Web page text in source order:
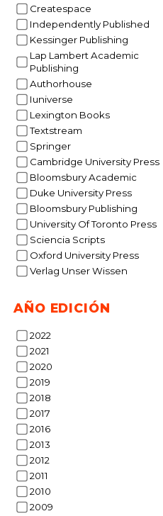
Createspace
Independently Published
Kessinger Publishing
Lap Lambert Academic
Publishing
Authorhouse
Iuniverse
Lexington Books
Textstream
Springer
Cambridge University Press
Bloomsbury Academic
Duke University Press
Bloomsbury Publishing
University Of Toronto Press
Sciencia Scripts
Oxford University Press
Verlag Unser Wissen
AÑO EDICIÓN
2022
2021
2020
2019
2018
2017
2016
2013
2012
2011
2010
2009